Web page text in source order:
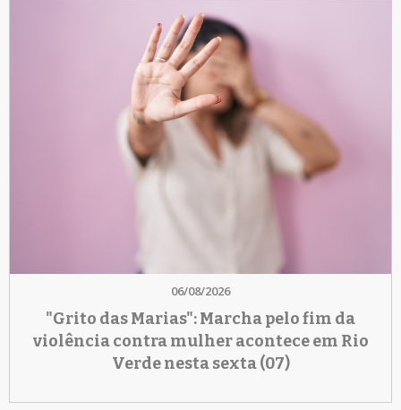
06/08/2026
"Grito das Marias": Marcha pelo fim da
violência contra mulher acontece em Rio
Verde nesta sexta (07)